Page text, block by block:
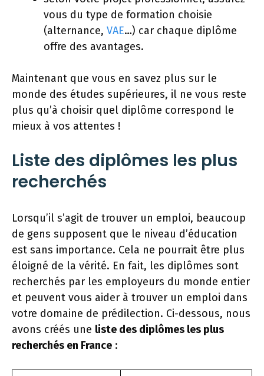
vous du type de formation choisie
(alternance, VAE…) car chaque diplôme
offre des avantages.
Maintenant que vous en savez plus sur le
monde des études supérieures, il ne vous reste
plus qu’à choisir quel diplôme correspond le
mieux à vos attentes !
Liste des diplômes les plus
recherchés
Lorsqu’il s’agit de trouver un emploi, beaucoup
de gens supposent que le niveau d’éducation
est sans importance. Cela ne pourrait être plus
éloigné de la vérité. En fait, les diplômes sont
recherchés par les employeurs du monde entier
et peuvent vous aider à trouver un emploi dans
votre domaine de prédilection. Ci-dessous, nous
avons créés une liste des diplômes les plus
recherchés en France :